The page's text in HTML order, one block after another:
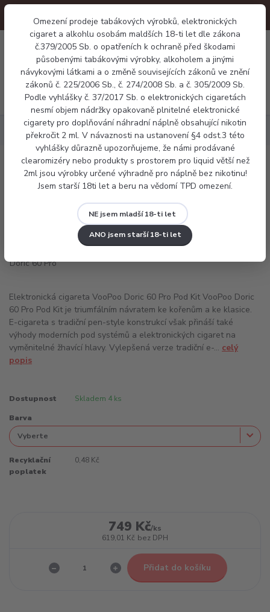
Omezení prodeje tabákových výrobků, elektronických
cigaret a alkohlu osobám maldších 18-ti let dle zákona
č.379/2005 Sb. o opatřeních k ochraně před škodami
působenými tabákovými výrobky, alkoholem a jinými
návykovými látkami a o změně souvisejících zákonů ve znění
zákonů č. 225/2006 Sb., č. 274/2008 Sb. a č. 305/2009 Sb.
Podle vyhlášky č. 37/2017 Sb. o elektronických cigaretách
nesmí objem nádržky opakovaně plnitelné elektronické
cigarety pro doplňování náhradní náplně obsahující nikotin
překročit 2 ml. V návaznosti na ustanovení §4 odst.3 této
vyhlášky důrazně upozorňujeme, že námi prodávané
clearomizéry nebo produkty s prostorem pro liquid větší než
2ml jsou výrobky určené výhradně pro náplně bez nikotinu!
Jsem starší 18ti let a beru na vědomí TPD omezení.
NE jsem mladší 18-ti let
ANO jsem starší 18-ti let
Menu
0 Kč
Elektronické cigarety VooPoo Doric 60 Pro
VooPoo Doric 60 Pro
Elektronická cigareta VooPoo Doric 60 Pro Pod Kit VooPoo Doric
60 Pro Pod Kit je triumfálním návratem ke kořenům a ke klasice.
E-cigareta s tradiční pen-style konstrukcí však přináší také
výhody moderních pod systémů a elektronických cigaret na
vyměnitelné žhavící hlavy. Vylepšená verze tradiční e-... celý
popis
Dostupnost Skladem 4 ks
Barva
Recyklační
poplatek
0,48 Kč
749 Kč/ks
619,01 Kč bez DPH
Přidat do košíku